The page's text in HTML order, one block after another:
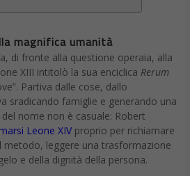
magnifica umanità
di fronte alla questione operaia, alla
XIII intitolò la sua enciclica Rerum
Partiva dalle cose, dallo
sradicando famiglie e generando una
nome non è casuale: Robert
Leone XIV proprio per richiamare
metodo, leggere una trasformazione
e della dignità della persona.